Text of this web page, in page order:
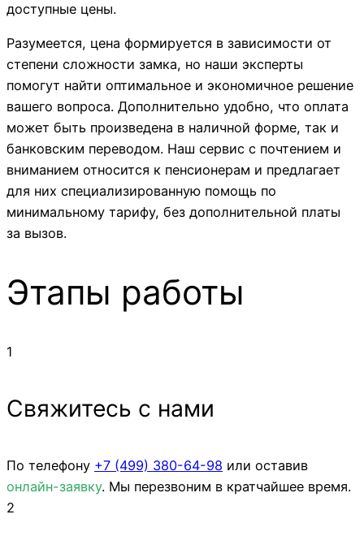
доступные цены.
Разумеется, цена формируется в зависимости от
степени сложности замка, но наши эксперты
помогут найти оптимальное и экономичное решение
вашего вопроса. Дополнительно удобно, что оплата
может быть произведена в наличной форме, так и
банковским переводом. Наш сервис с почтением и
вниманием относится к пенсионерам и предлагает
для них специализированную помощь по
минимальному тарифу, без дополнительной платы
за вызов.
Этапы работы
1
Свяжитесь с нами
По телефону +7 (499) 380-64-98 или оставив
онлайн-заявку. Мы перезвоним в кратчайшее время.
2